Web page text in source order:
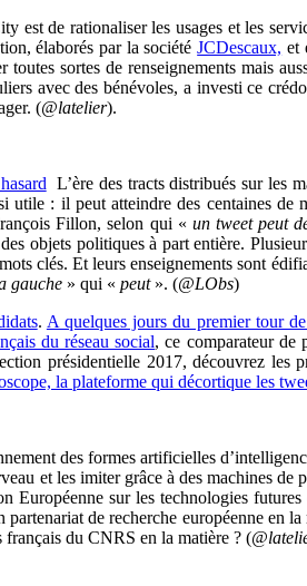
est de rationaliser les usages et les
élaborés par la sociétéJCDescaux, et
sortes de renseignements mais
avec des bénévoles, a investi ce
(@latelier).
L’ère des tracts distribués sur les
: il peut atteindre des centaines de
Fillon, selon qui « un tweet peut
objets politiques à part entière.
clés. Et leurs enseignements sont
gauche » qui « peut». (@LObs)
. A quelques jours du premier tour
du réseau social, ce comparateur de
présidentielle 2017, découvrez
la plateforme qui décortique les
des formes artificielles
et les imiter grâce à des machines
sur les technologies
de recherche européenne en
français du CNRS en la matière ? (